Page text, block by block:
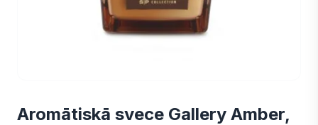
Aromātiskā svece Gallery Amber,